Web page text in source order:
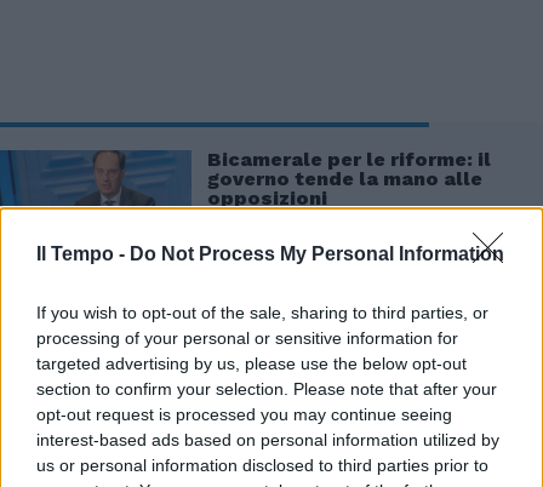
Il Tempo - Do Not Process My Personal Information
If you wish to opt-out of the sale, sharing to third parties, or
processing of your personal or sensitive information for
targeted advertising by us, please use the below opt-out
section to confirm your selection. Please note that after your
opt-out request is processed you may continue seeing
interest-based ads based on personal information utilized by
us or personal information disclosed to third parties prior to
Bicamerale per le riforme: il
governo tende la mano alle
opposizioni